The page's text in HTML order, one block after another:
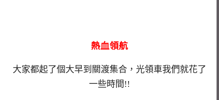
熱血領航
大家都起了個大早到關渡集合，光領車我們就花了
一些時間!!